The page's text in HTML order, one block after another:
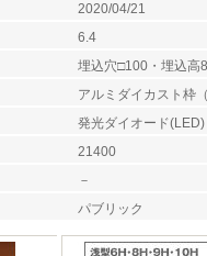
2020/04/21
6.4
埋込穴□100・埋込高
アルミダイカスト枠
発光ダイオード(LED)
21400
－
パブリック